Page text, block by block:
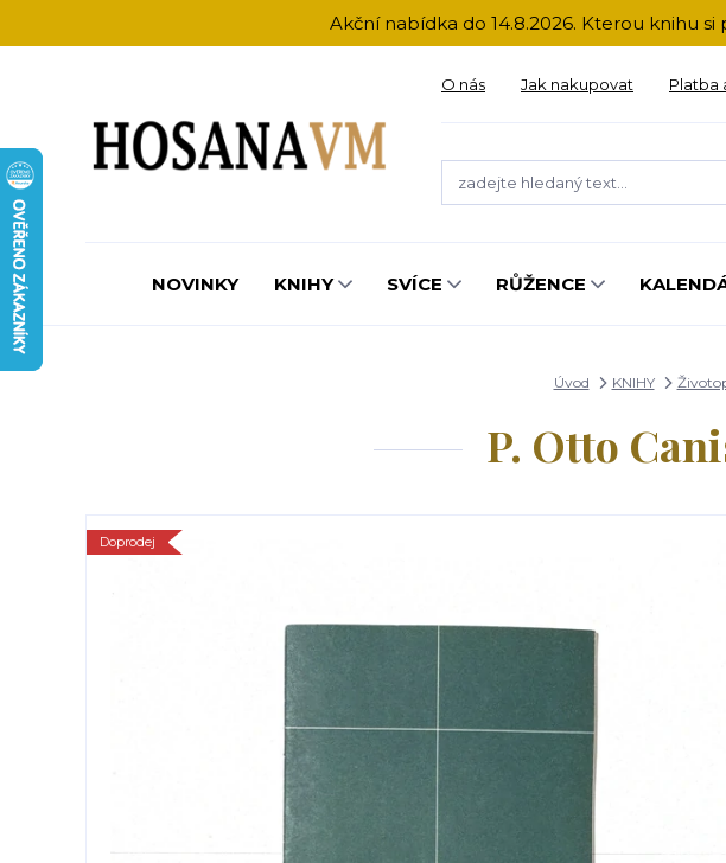
Akční nabídka do 14.8.2026. Kterou knihu
O nás Jak nakupovat Platba
NOVINKY KNIHY SVÍCE RŮŽENCE
Úvod KNIHY
P. Otto
Doprodej